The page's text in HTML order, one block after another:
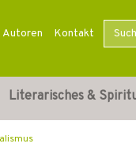
Autoren Kontakt
Literarisches &